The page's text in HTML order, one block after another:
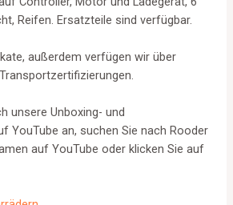
Reifen. Ersatzteile sind verfügbar.
außerdem verfügen wir über
unsere Unboxing- und
YouTube an, suchen Sie nach Rooder
auf YouTube oder klicken Sie auf